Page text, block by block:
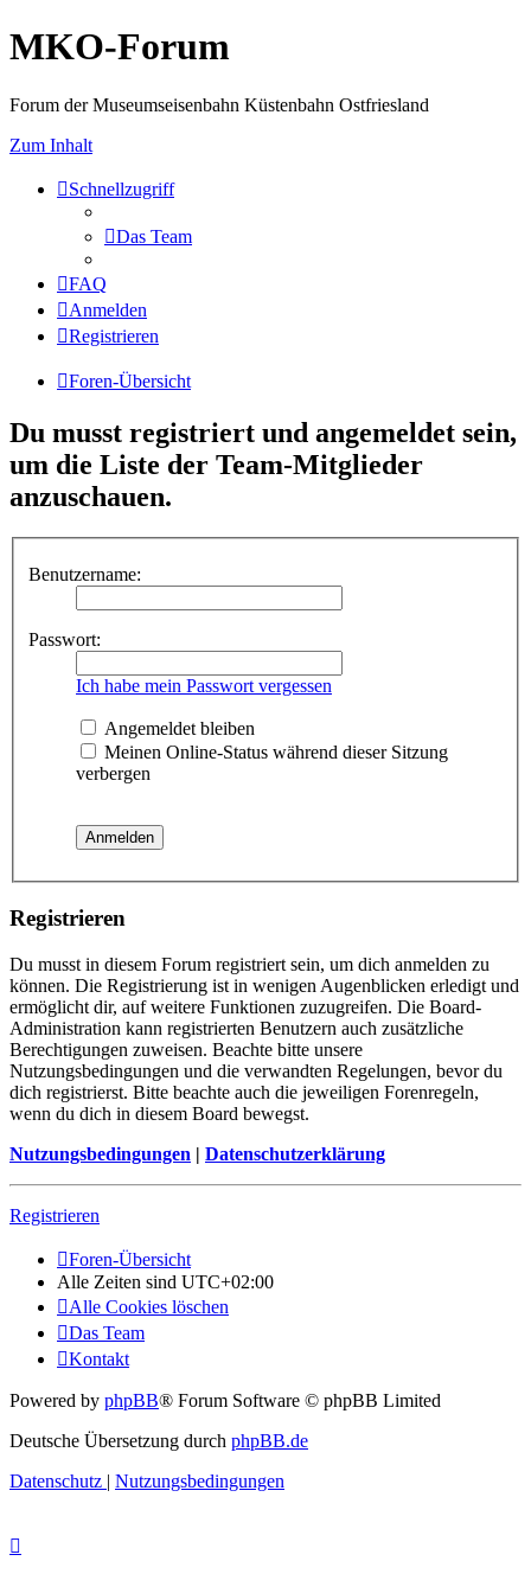
MKO-Forum
Forum der Museumseisenbahn Küstenbahn Ostfriesland
Zum Inhalt
Schnellzugriff
Das Team
FAQ
Anmelden
Registrieren
Foren-Übersicht
Du musst registriert und angemeldet sein,
um die Liste der Team-Mitglieder
anzuschauen.
Benutzername:
Passwort:
Ich habe mein Passwort vergessen
Angemeldet bleiben
Meinen Online-Status während dieser Sitzung
verbergen
Registrieren
Du musst in diesem Forum registriert sein, um dich anmelden zu
können. Die Registrierung ist in wenigen Augenblicken erledigt und
ermöglicht dir, auf weitere Funktionen zuzugreifen. Die Board-
Administration kann registrierten Benutzern auch zusätzliche
Berechtigungen zuweisen. Beachte bitte unsere
Nutzungsbedingungen und die verwandten Regelungen, bevor du
dich registrierst. Bitte beachte auch die jeweiligen Forenregeln,
wenn du dich in diesem Board bewegst.
Nutzungsbedingungen | Datenschutzerklärung
Registrieren
Foren-Übersicht
Alle Zeiten sind UTC+02:00
Alle Cookies löschen
Das Team
Kontakt
Powered by phpBB® Forum Software © phpBB Limited
Deutsche Übersetzung durch phpBB.de
Datenschutz | Nutzungsbedingungen